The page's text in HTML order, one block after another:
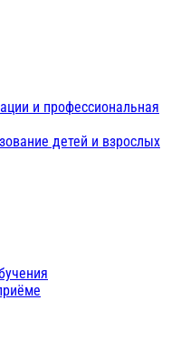
и профессиональная
детей и взрослых